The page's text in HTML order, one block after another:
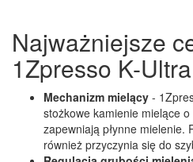
Najważniejsze
1Zpresso K-
Mechanizm mielący -
stożkowe kamienie mielące
zapewniają płynne mielenie.
również przyczynia się do